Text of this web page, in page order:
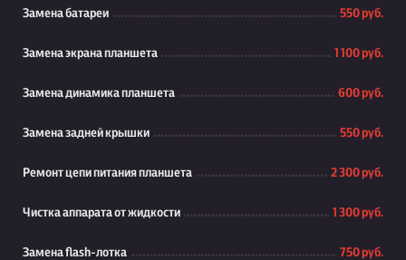
Замена батареи 550 руб.
Замена экрана планшета 1 100 руб.
Замена динамика планшета 600 руб.
Замена задней крышки 550 руб.
Ремонт цепи питания планшета 2 300 руб.
Чистка аппарата от жидкости 1 300 руб.
Замена flash-лотка 750 руб.